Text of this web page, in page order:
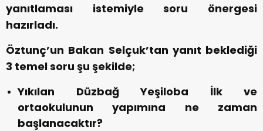
yanıtlaması istemiyle soru önergesi
hazırladı.
Öztunç’un Bakan Selçuk’tan yanıt beklediği
3 temel soru şu şekilde;
Yıkılan Düzbağ Yeşiloba İlk ve
ortaokulunun yapımına ne zaman
başlanacaktır?